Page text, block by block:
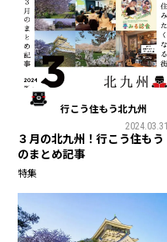
行こう住もう北九州
2024.03.31
３月の北九州！行こう住もう
のまとめ記事
特集